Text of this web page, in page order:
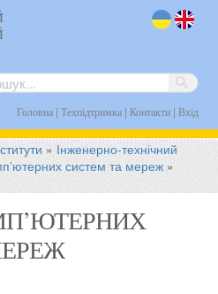
Головна| Техпідтримка| Контакти| Вхід
» Інженерно-технічний
систем та мереж »